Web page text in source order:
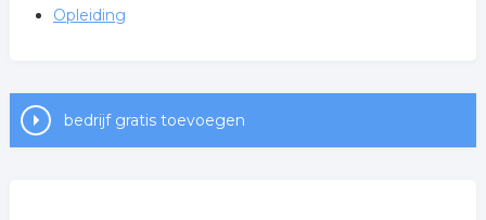
Opleiding
bedrijf gratis toevoegen